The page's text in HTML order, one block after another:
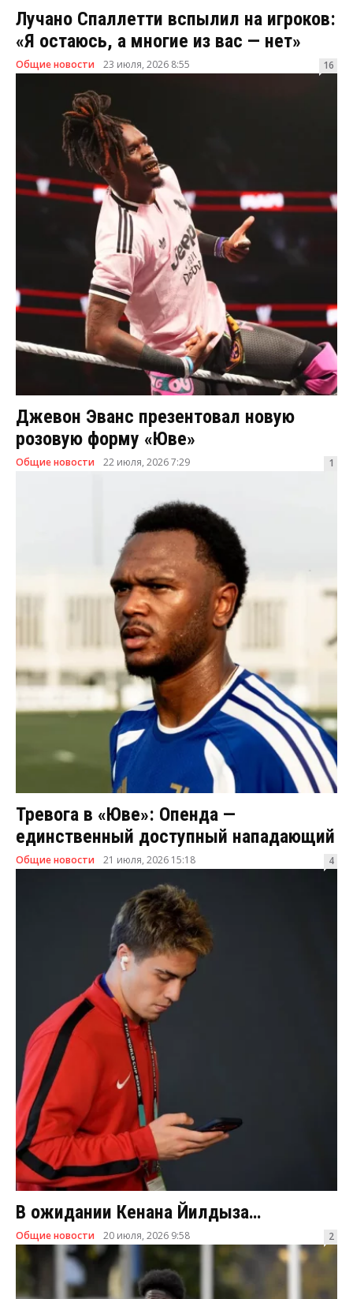
Лучано Спаллетти вспылил на игроков:
«Я остаюсь, а многие из вас — нет»
Общие новости 23 июля, 2026 8:55 16
Джевон Эванс презентовал новую
розовую форму «Юве»
Общие новости 22 июля, 2026 7:29 1
Тревога в «Юве»: Опенда —
единственный доступный нападающий
Общие новости 21 июля, 2026 15:18 4
В ожидании Кенана Йилдыза…
Общие новости 20 июля, 2026 9:58 2